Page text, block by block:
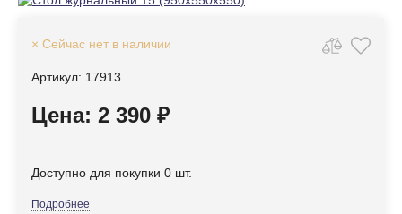
× Сейчас нет в наличии
Артикул: 17913
Цена: 2 390 ₽
Доступно для покупки 0 шт.
Подробнее